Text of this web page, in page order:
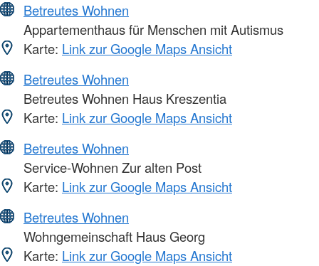
Betreutes Wohnen
Appartementhaus für Menschen mit Autismus
Karte: Link zur Google Maps Ansicht
Betreutes Wohnen
Betreutes Wohnen Haus Kreszentia
Karte: Link zur Google Maps Ansicht
Betreutes Wohnen
Service-Wohnen Zur alten Post
Karte: Link zur Google Maps Ansicht
Betreutes Wohnen
Wohngemeinschaft Haus Georg
Karte: Link zur Google Maps Ansicht